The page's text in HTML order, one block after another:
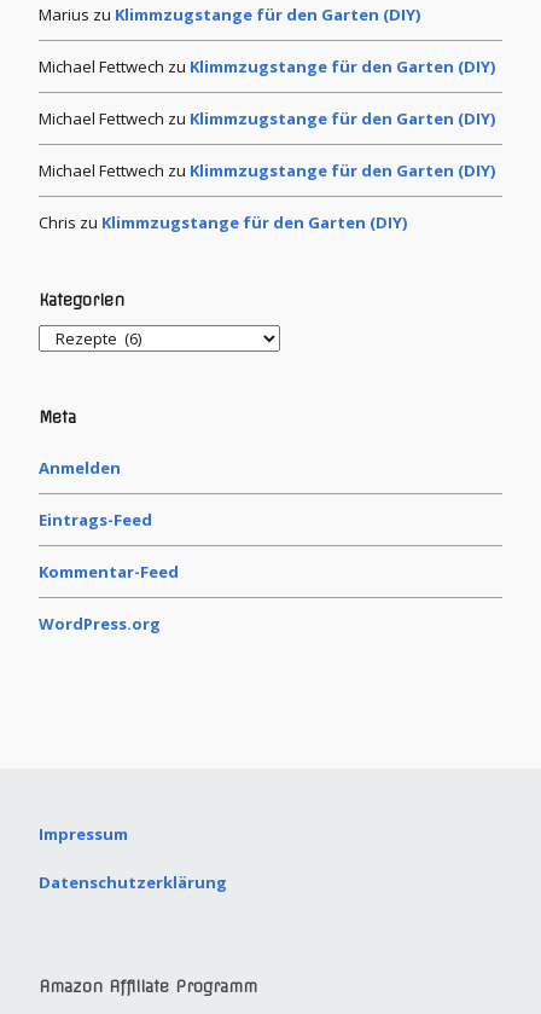
Marius zu Klimmzugstange für den Garten (DIY)
Michael Fettwech zu Klimmzugstange für den Garten (DIY)
Michael Fettwech zu Klimmzugstange für den Garten (DIY)
Michael Fettwech zu Klimmzugstange für den Garten (DIY)
Chris zu Klimmzugstange für den Garten (DIY)
Kategorien
Meta
Anmelden
Eintrags-Feed
Kommentar-Feed
WordPress.org
Impressum
Datenschutzerklärung
Amazon Affiliate Programm